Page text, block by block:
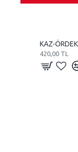
420,00 TL